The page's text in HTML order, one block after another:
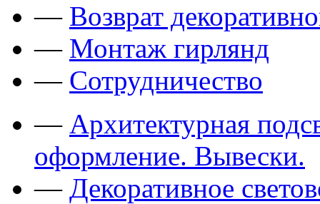
— Возврат
— Монтаж гирлянд
— Сотрудничество
— Архитектурная
оформление. Вывески.
— Декоративное